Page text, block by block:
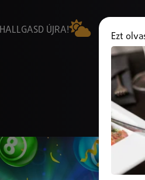
HALLGASD ÚJRA!
Ezt